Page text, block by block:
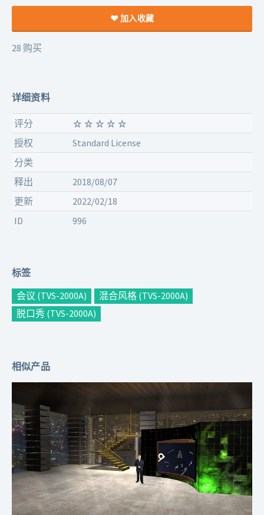
加入收藏
28 购买
详细资料
评分
授权
Standard License
分类
释出
2018/08/07
更新
2022/02/18
ID
996
标签
会议 (TVS-2000A)
混合风格 (TVS-2000A)
脱口秀 (TVS-2000A)
相似产品